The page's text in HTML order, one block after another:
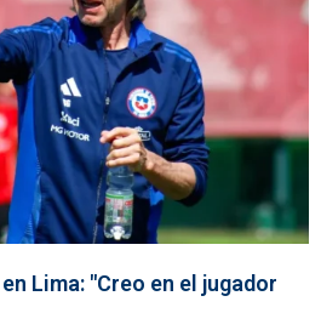
Lima: "Creo en el jugador